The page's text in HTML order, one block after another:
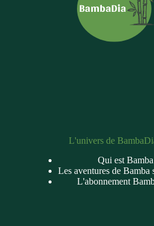
L'univers de
Qui est
Les aventures de Bamba
L'abonnement